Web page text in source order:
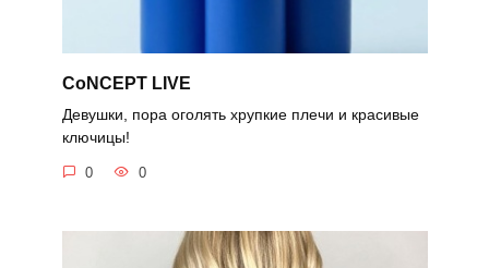
CoNCEPT LIVE
Девушки, пора оголять хрупкие плечи и красивые
ключицы!
0 0